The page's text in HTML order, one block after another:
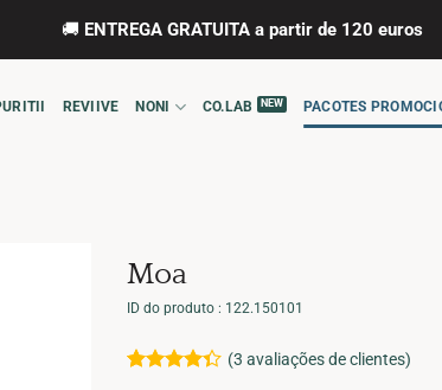
🚚 ENTREGA GRATUITA a partir de 120 euros
REVIIVE NONI CO.LAB PACOTES
Moa
ID do produto : 122.150101
(3 avaliações de clientes)